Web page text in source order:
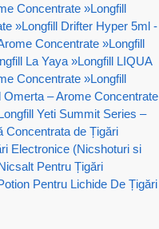
Concentrate »Longfill
»Longfill Drifter Hyper 5ml -
Concentrate »Longfill
La Yaya »Longfill LIQUA
Concentrate »Longfill
Omerta – Arome Concentrate
Yeti Summit Series –
Concentrata de Țigări
Electronice (Nicshoturi si
Pentru Țigări
Pentru Lichide De Țigări